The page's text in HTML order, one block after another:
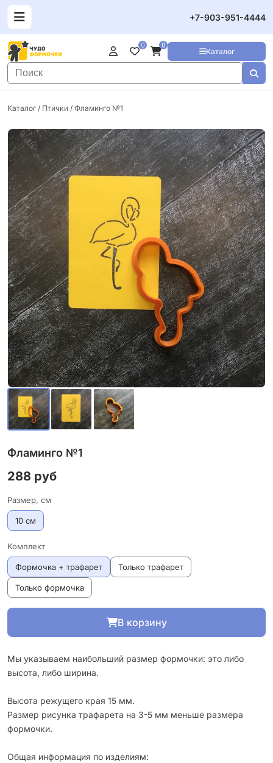
+7-903-951-4444
Каталог
0 0
Каталог / Птички / Фламинго №1
Фламинго №1
288 руб
Размер, см
10 см
Комплект
Формочка + трафарет Только трафарет
Только формочка
В корзину
Мы указываем наибольший размер формочки: это либо
высота, либо ширина.
Высота режущего края 15 мм.
Размер рисунка трафарета на 3-5 мм меньше размера
формочки.
Общая информация по изделиям: